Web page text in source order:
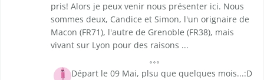
pris! Alors je peux venir nous présenter ici. Nous
sommes deux, Candice et Simon, l'un orignaire de
Macon (FR71), l'autre de Grenoble (FR38), mais
vivant sur Lyon pour des raisons ...
Départ le 09 Mai, plsu que quelques mois...:D